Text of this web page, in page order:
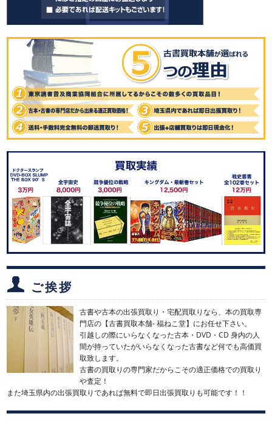
ご挨拶
古書や古本の出張買取り・宅配買取りなら、本の買取専
門店の【古書買取本舗- 福ねこ堂】にお任せ下さい。
引越しの際にいらなくなった古本・DVD・CD 身内の人
間が持っていたがいらなくなった古書など何でも高価買
取致します。
古書の買取りの専門家だからこその適正価格での買取り
や査定！
また埼玉県内の出張買取りであれば無料で即日出張買取りも可能です！！